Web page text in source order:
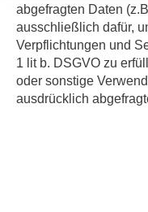
abgefragten Daten
ausschließlich dafür,
Verpflichtungen und
1 lit b. DSGVO zu
oder sonstige
ausdrücklich